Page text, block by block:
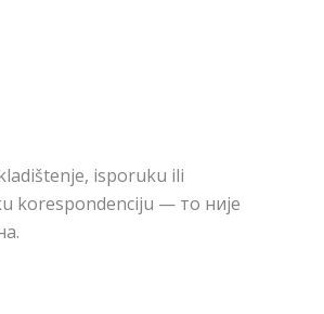
isporuku ili
korespondenciju — то није